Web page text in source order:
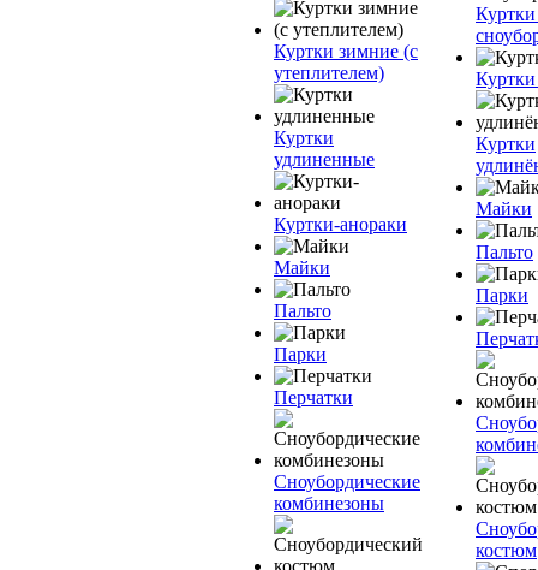
Куртки зимние (с
утеплителем)
Куртки
удлиненные
Куртки-анораки
Майки
Пальто
Парки
Перчатки
Сноубордические
комбинезоны
Куртки
Куртки
Майки
Пальто
Парки
костюм